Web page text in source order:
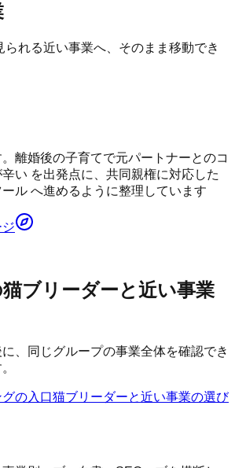
れる近い事業へ、そのまま移動でき
離婚後の子育てで元パートナーとのコ
い を出発点に、共同親権に対応した
ル へ進めるように整理しています
ブリーダーと近い事業
、同じグループの事業全体を確認でき
の入口猫ブリーダーと近い事業の選び